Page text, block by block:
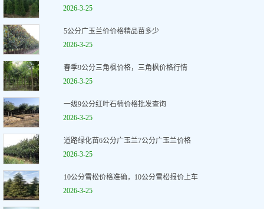
2026-3-25
5公分广玉兰价价格精品苗多少
2026-3-25
春季9公分三角枫价格，三角枫价格行情
2026-3-25
一级9公分红叶石楠价格批发查询
2026-3-25
道路绿化苗6公分广玉兰7公分广玉兰价格
2026-3-25
10公分雪松价格准确，10公分雪松报价上车
2026-3-25